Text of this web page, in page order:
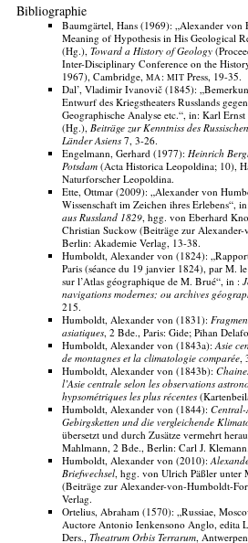
Bibliographie
Baumgärtel, Hans (1969): „Alexander von
Meaning of Hypothesis in His Geological
(Hg.), Toward a History of Geology
Inter-Disciplinary Conference on the
1967), Cambridge, MA: MIT Press, 19-35.
Dal’, Vladimir Ivanovič (1845):
Entwurf des Kriegstheaters Russlands
Geographische Analyse etc.“, in: Karl
(Hg.), Beiträge zur Kenntniss des
Länder Asiens7, 3-26.
Engelmann, Gerhard (1977): Heinrich
Potsdam(Acta Historica Leopoldina; 10),
Naturforscher Leopoldina.
Ette, Ottmar (2009): „Alexander von
Wissenschaft im Zeichen ihres Erlebens“, in:
aus Russland 1829, hgg. von Eberhard
Christian Suckow (Beiträge zur
Berlin: Akademie Verlag, 13-38.
Humboldt, Alexander von (1824):
Paris (séance du 19 janvier 1824), par M.
sur l’Atlas géographique de M. Brué“, in :
navigations modernes; ou archives
215.
Humboldt, Alexander von (1831):
asiatiques, 2 Bde., Paris: Gide; Pihan
Humboldt, Alexander von (1843a): Asie
de montagnes et la climatologie comparée,
Humboldt, Alexander von (1843b):
l’Asie centrale selon les observations
hypsométriques les plus récentes
Humboldt, Alexander von (1844): Central-
Gebirgsketten und die vergleichende
übersetzt und durch Zusätze vermehrt
Mahlmann, 2 Bde., Berlin: Carl J. Klemann.
Humboldt, Alexander von (2010):
Briefwechsel, hgg. von Ulrich Päßler unter
(Beiträge zur Alexander-von-Humboldt-
Verlag.
Ortelius, Abraham (1570): „Russiae,
Auctore Antonio Ienkensono Anglo,
Ders., Theatrum Orbis Terrarum,